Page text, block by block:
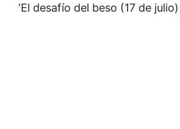
‘El desafío del beso (17 de julio)